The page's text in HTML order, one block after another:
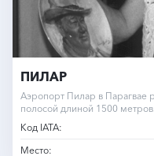
ПИЛАР
Аэропорт Пилар в Парагвае
полосой длиной 1500
Код IATA:
Место: